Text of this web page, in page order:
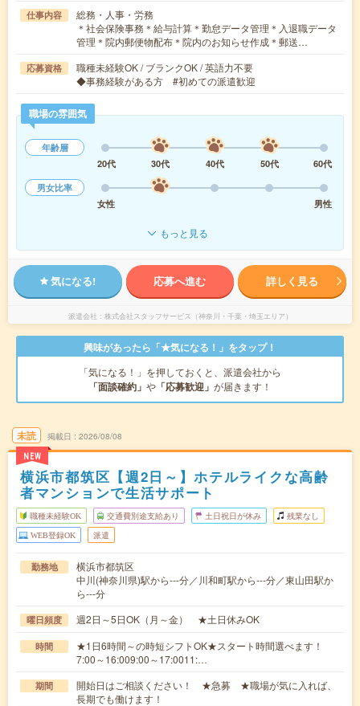
仕事内容
総務・人事・労務
＊社会保険事務＊給与計算＊勤怠データ管理＊入退職データ
管理＊院内郵便物配布＊院内のお知らせ作成＊郵送…
応募資格
職種未経験OK / ブランクOK / 英語力不要
◆事務経験がある方 #初めての派遣歓迎
職場の雰囲気
年齢層
20代
30代 40代 50代
60代
男女比率
女性
男性
もっと見る
気になる! 応募へ進む 詳しく見る
派遣会社 株式会社スタッフサービス（神奈川・千葉・埼玉エリア）
興味があったら「★気になる！」をタップ！
「気になる！」を押しておくと、派遣会社から
「面談確約」 や 「応募歓迎」 が届きます！
未読
NEW
掲載日 2026/08/08
横浜市都筑区【週2日～】ホテルライクな高齢
者マンションで生活サポート
職種未経験OK 交通費別途支給あり 土日祝日が休み 残業なし
WEB登録OK 派遣
勤務地
横浜市都筑区
中川(神奈川県)駅から---分／川和町駅から---分／東山田駅か
ら---分
曜日頻度 週2日～5日OK（月～金） ★土日休みOK
時間
★1日6時間～の時短シフトOK★スタート時間選べます！
7:00～16:009:00～17:0011:…
期間
開始日はご相談ください！ ★急募 ★職場が気に入れば、
長期でも働けます！